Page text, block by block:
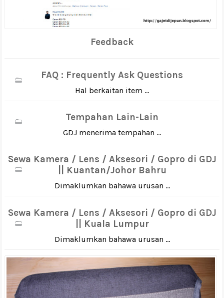
Feedback
FAQ : Frequently Ask Questions
Hal berkaitan item ...
Tempahan Lain-Lain
GDJ menerima tempahan ...
Sewa Kamera / Lens / Aksesori / Gopro di GDJ
|| Kuantan/Johor Bahru
Dimaklumkan bahawa urusan ...
Sewa Kamera / Lens / Aksesori / Gopro di GDJ
|| Kuala Lumpur
Dimaklumkan bahawa urusan ...